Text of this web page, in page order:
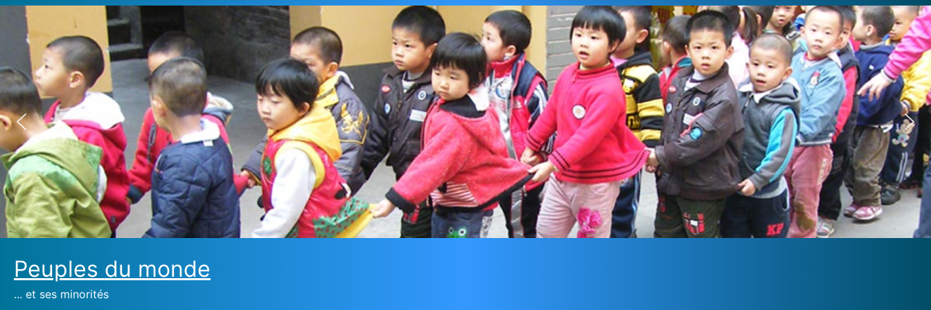
Peuples du monde
... et ses minorités